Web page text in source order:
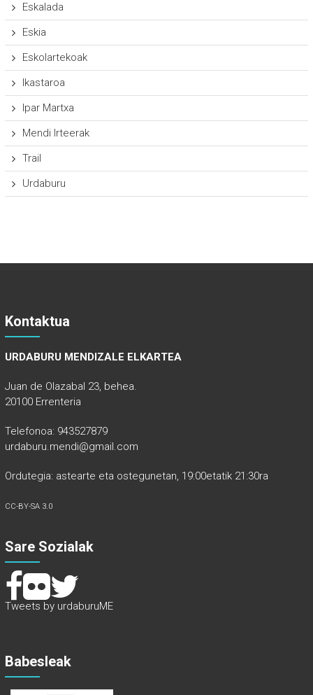
Eskalada
Eskia
Eskolartekoak
Ikastaroa
Ipar Martxa
Mendi Irteerak
Trail
Urdaburu
Kontaktua
URDABURU MENDIZALE ELKARTEA
Juan de Olazabal 23, behea.
20100 Errenteria
Telefonoa: 943527879
urdaburu.mendi@gmail.com
Ordutegia: astearte eta ostegunetan, 19:00etatik 21:30ra
CC-BY-SA 3.0
Sare Sozialak
Tweets by urdaburuME
Babesleak